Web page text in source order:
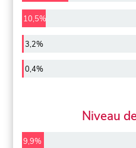
10,5%
3,2%
0,4%
Niveau
9,9%